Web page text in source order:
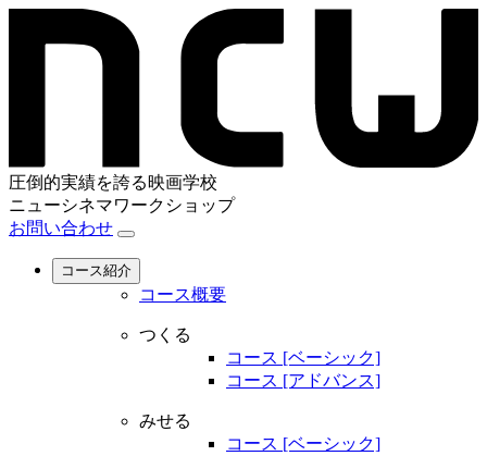
圧倒的実績を誇る映画学校
ニューシネマワークショップ
お問い合わせ
コース紹介
コース概要
つくる
コース [ベーシック]
コース [アドバンス]
みせる
コース [ベーシック]